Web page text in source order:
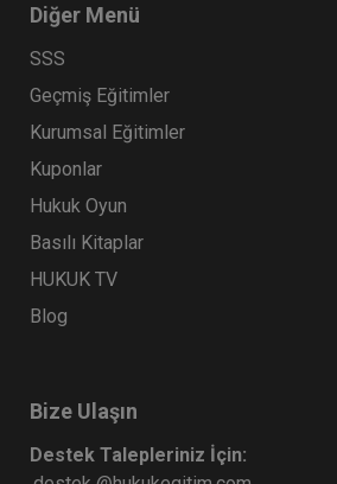
Diğer Menü
SSS
Geçmiş Eğitimler
Kurumsal Eğitimler
Kuponlar
Hukuk Oyun
Basılı Kitaplar
HUKUK TV
Blog
Bize Ulaşın
Destek Talepleriniz İçin: